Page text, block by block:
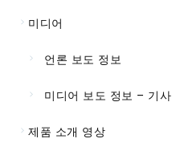
미디어
언론 보도 정보
미디어 보도 정보 – 기사
제품 소개 영상